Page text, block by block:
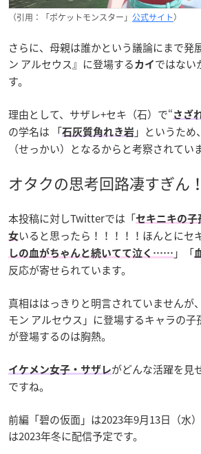
（引用：「ポケットモンスター」 公式サイト）
さらに、母親は誰かという議論にまで発
ン アルセウス』に登場する カイ ではない
す。
理由として、サザレ+セキ（石）で“ さざ
の学名は 「石灰質角れき岩 」というた
（せっかい）となるからと考察されてい
オタクの思考回路凄すぎん
本投稿に対しTwitterでは「セキニキの子
女いると思ったら！！！！！ほんとにセ
しの血がちゃんと続いてて泣く…… 」「
反応が寄せられています。
真相ははっきりと明言されていませんが
モン アルセウス」に登場するキャラの
が登場するのは胸熱。
イケメン女子・サザレがどんな活躍を見
ですね。
前編「碧の仮面」は2023年9月13日（水
は2023年冬に配信予定です。